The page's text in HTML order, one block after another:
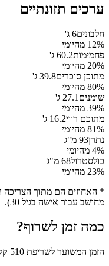
ערכים תזונתיים
חלבונים6 ג'
12% מהיומי
פחמימות60.2 ג'
20% מהיומי
מתוכן סוכרים39.8 ג'
80% מהיומי
שומנים 27.1 ג'
39% מהיומי
מתוכם רווי16.2 ג'
81% מהיומי
נתרן93 מ"ג
4% מהיומי
כולסטרול68 מ"ג
23% מהיומי
* האחוזים הם מתוך הצריכה
מחושב עבור אישה בגיל 30).
כמה זמן לשרוף?
הזמן המשוער לשריפת 510